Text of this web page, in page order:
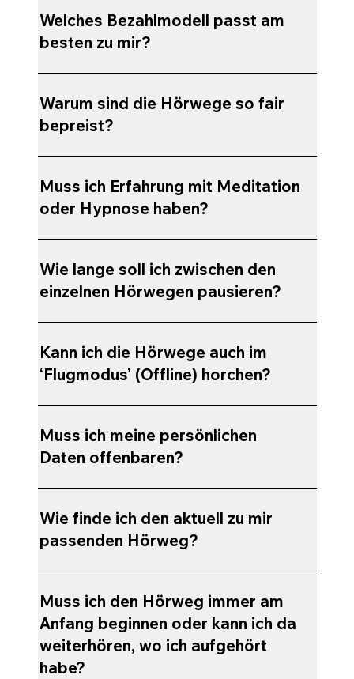
Welches Bezahlmodell passt am
besten zu mir?
Warum sind die Hörwege so fair
bepreist?
Muss ich Erfahrung mit Meditation
oder Hypnose haben?
Wie lange soll ich zwischen den
einzelnen Hörwegen pausieren?
Kann ich die Hörwege auch im
‘Flugmodus’ (Offline) horchen?
Muss ich meine persönlichen
Daten offenbaren?
Wie finde ich den aktuell zu mir
passenden Hörweg?
Muss ich den Hörweg immer am
Anfang beginnen oder kann ich da
weiterhören, wo ich aufgehört
habe?